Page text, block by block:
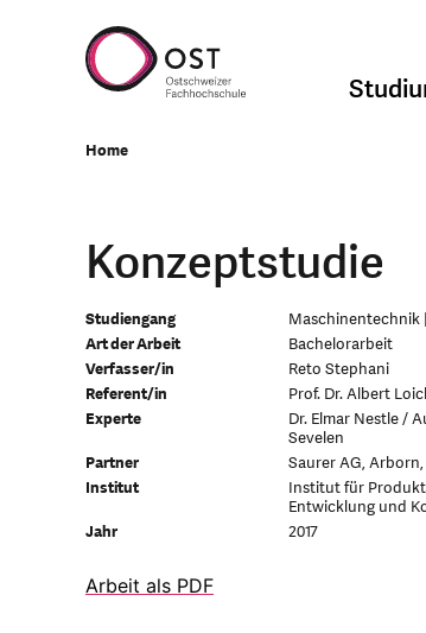
Home
Konzeptstudie
Studiengang
Maschinentechnik
Art der Arbeit
Bachelorarbeit
Verfasser/in
Reto Stephani
Referent/in
Prof. Dr. Albert
Experte
Dr. Elmar Nestle /
Sevelen
Partner
Saurer AG, Arborn,
Institut
Institut für
Entwicklung und
Jahr
2017
Arbeit als PDF